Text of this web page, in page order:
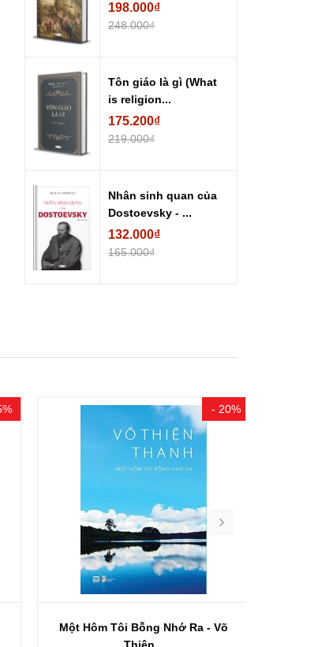
198.000₫
248.000₫
Tôn giáo là gì (What
is religion...
175.200₫
219.000₫
Nhân sinh quan của
Dostoevsky - ...
132.000₫
165.000₫
- 20%
Một Hôm Tôi Bỗng Nhớ Ra - Võ